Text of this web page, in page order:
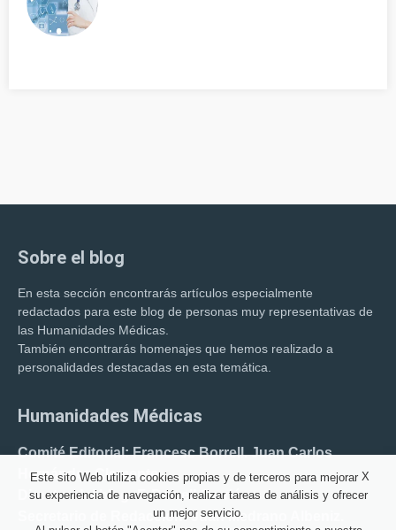
Sobre el blog
En esta sección encontrarás artículos especialmente
redactados para este blog de personas muy representativas de
las Humanidades Médicas.
También encontrarás homenajes que hemos realizado a
personalidades destacadas en esta temática.
Humanidades Médicas
Comité Editorial: Francesc Borrell. Juan Carlos
Hernández Clemente.
Director del blog: F. Borrell Carrió.
Secretario de Redacción: Juan Medrano Albeniz.
X
Este sito Web utiliza cookies propias y de terceros para mejorar
su experiencia de navegación, realizar tareas de análisis y ofrecer
un mejor servicio.